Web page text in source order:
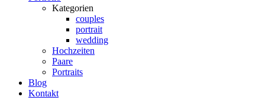
Kategorien
couples
portrait
wedding
Hochzeiten
Paare
Portraits
Blog
Kontakt